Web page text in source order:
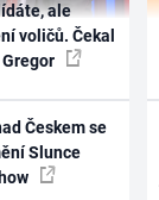
ale
voličů. Čekal
Českem se
Slunce